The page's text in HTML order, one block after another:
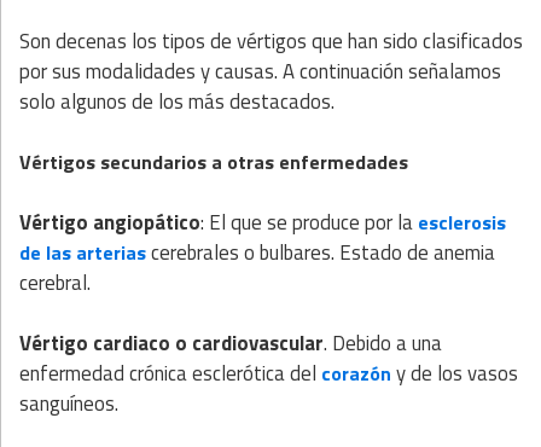
Son decenas los tipos de vértigos que han sido clasificados
por sus modalidades y causas. A continuación señalamos
solo algunos de los más destacados.
Vértigos secundarios a otras enfermedades
Vértigo angiopático: El que se produce por la esclerosis
de las arteriascerebrales o bulbares. Estado de anemia
cerebral.
Vértigo cardiaco o cardiovascular. Debido a una
enfermedad crónica esclerótica del corazón y de los vasos
sanguíneos.